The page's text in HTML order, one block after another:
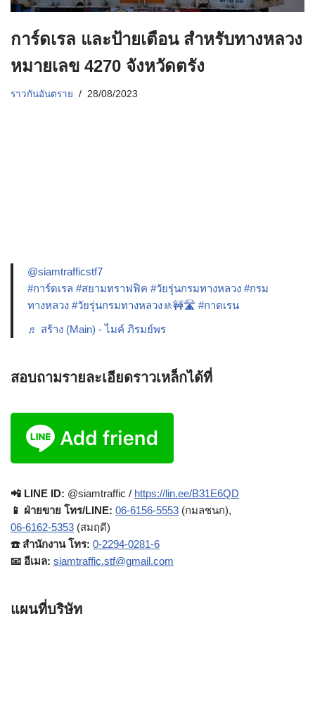
การ์ดเรล และป้ายเตือน สำหรับทางหลวง
หมายเลข 4270 จังหวัดตรัง
ราวกันอันตราย 28/08/2023
@siamtrafficstf7
#การ์ดเรล #สยามทราฟฟิค #วัยรุ่นกรมทางหลวง #กรม
ทางหลวง #วัยรุ่นกรมทางหลวง🚸🚧🛣️ #กาดเรน
♬ สร้าง (Main) - ไมค์ ภิรมย์พร
สอบถามรายละเอียดราวเหล็กได้ที่
📲 LINE ID: @siamtraffic / https://lin.ee/B31E6QD
📱 ฝ่ายขาย โทร/LINE: 06-6156-5553 (กมลชนก),
06-6162-5353 (สมฤดี)
☎️ สำนักงาน โทร: 0-2294-0281-6
📧 อีเมล: siamtraffic.stf@gmail.com
แผนที่บริษัท